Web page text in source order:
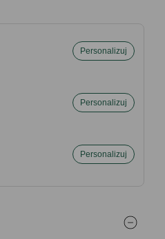
Personalizuj
Personalizuj
Personalizuj